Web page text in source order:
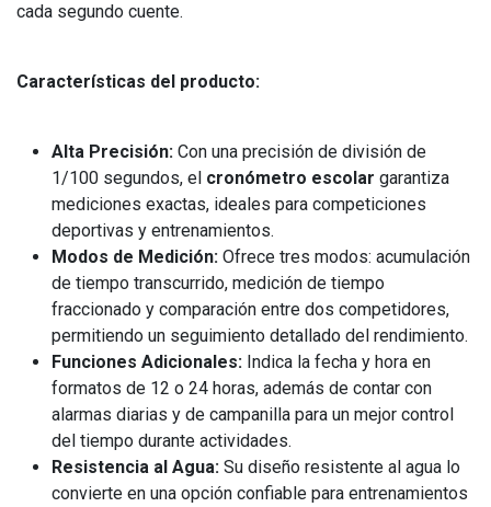
cada segundo cuente.
Características del producto:
Alta Precisión: Con una precisión de división de
1/100 segundos, el cronómetro escolar garantiza
mediciones exactas, ideales para competiciones
deportivas y entrenamientos.
Modos de Medición: Ofrece tres modos: acumulación
de tiempo transcurrido, medición de tiempo
fraccionado y comparación entre dos competidores,
permitiendo un seguimiento detallado del rendimiento.
Funciones Adicionales: Indica la fecha y hora en
formatos de 12 o 24 horas, además de contar con
alarmas diarias y de campanilla para un mejor control
del tiempo durante actividades.
Resistencia al Agua: Su diseño resistente al agua lo
convierte en una opción confiable para entrenamientos